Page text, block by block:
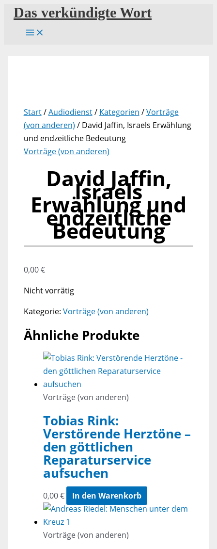
Zum
Inhalt
springen
Das verkündigte Wort
Start/Audiodienst/ Kategorien /Vorträge
(von anderen) / David Jaffin, Israels Erwählung
und endzeitliche Bedeutung
Vorträge (von anderen)
David Jaffin,
Israels
Erwählung und
endzeitliche
Bedeutung
0,00€
Nicht vorrätig
Kategorie: Vorträge (von anderen)
Ähnliche Produkte
Vorträge (von anderen)
Tobias Rink:
Verstörende Herztöne –
den göttlichen
Reparaturservice
aufsuchen
0,00€ In den Warenkorb
Vorträge (von anderen)